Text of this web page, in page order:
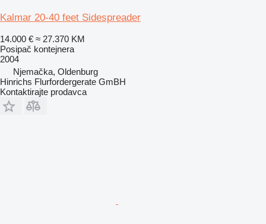
Kalmar 20-40 feet Sidespreader
14.000 € ≈ 27.370 KM
Posipač kontejnera
2004
Njemačka, Oldenburg
Hinrichs Flurfordergerate GmBH
Kontaktirajte prodavca